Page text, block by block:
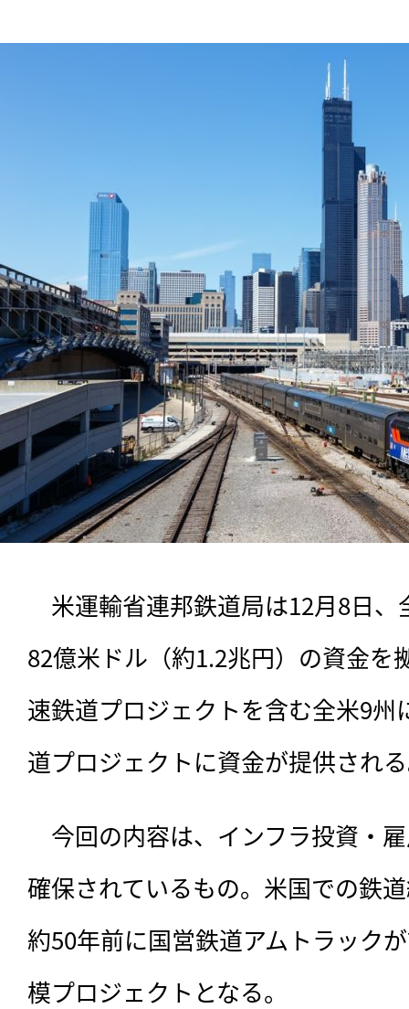
米運輸省連邦鉄道局は12月8日、
82億米ドル（約1.2兆円）の資金を
速鉄道プロジェクトを含む全米9州
道プロジェクトに資金が提供され
今回の内容は、インフラ投資・
確保されているもの。米国での鉄
約50年前に国営鉄道アムトラック
模プロジェクトとなる。